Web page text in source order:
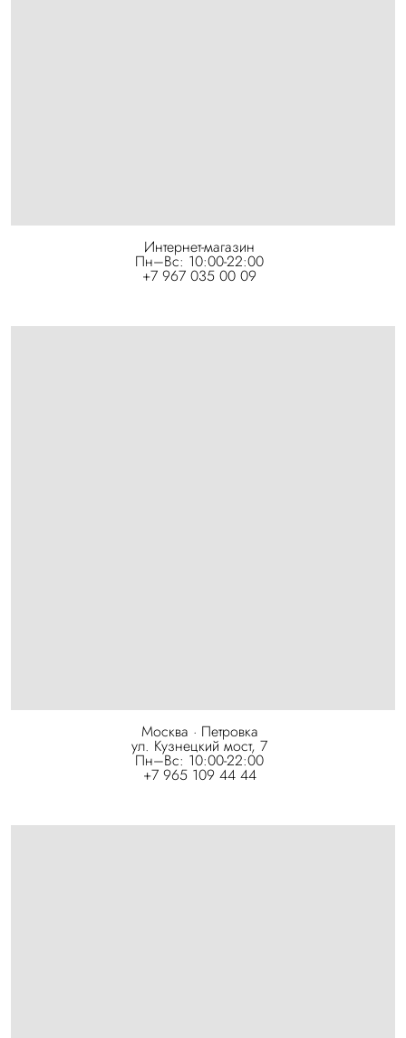
Интернет-магазин
Пн–Вс: 10:00-22:00
+7 967 035 00 09
Москва · Петровка
ул. Кузнецкий мост, 7
Пн–Вс: 10:00-22:00
+7 965 109 44 44